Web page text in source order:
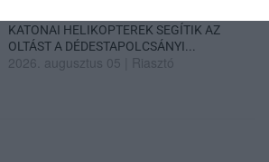
KATONAI HELIKOPTEREK SEGÍTIK AZ
OLTÁST A DÉDESTAPOLCSÁNYI...
2026. augusztus 05 Riasztó